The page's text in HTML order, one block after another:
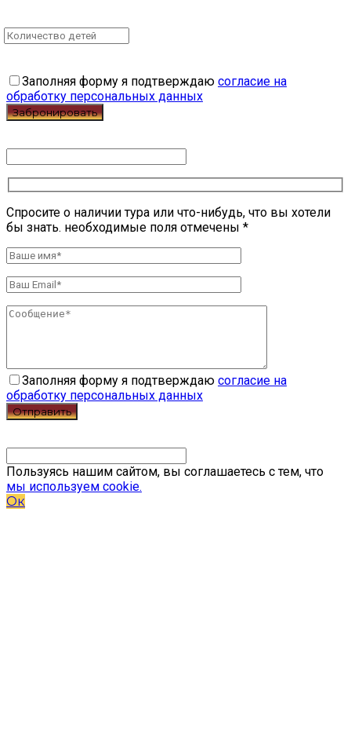
Заполняя форму я подтверждаю согласие на
обработку персональных данных
Спросите о наличии тура или что-нибудь, что вы хотели
бы знать. необходимые поля отмечены *
Заполняя форму я подтверждаю согласие на
обработку персональных данных
Пользуясь нашим сайтом, вы соглашаетесь с тем, что
мы используем cookie.
Ок